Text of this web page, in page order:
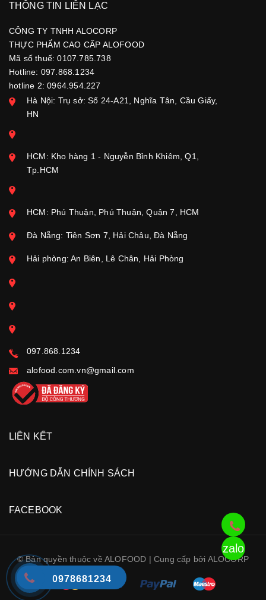
THÔNG TIN LIÊN LẠC
CÔNG TY TNHH ALOCORP
THỰC PHẨM CAO CẤP ALOFOOD
Mã số thuế: 0107.785.738
Hotline: 097.868.1234
hotline 2: 0964.954.227
Hà Nội: Trụ sở: Số 24-A21, Nghĩa Tân, Cầu Giấy,
HN
HCM: Kho hàng 1 - Nguyễn Bỉnh Khiêm, Q1,
Tp.HCM
HCM: Phú Thuận, Phú Thuận, Quận 7, HCM
Đà Nẵng: Tiên Sơn 7, Hải Châu, Đà Nẵng
Hải phòng: An Biên, Lê Chân, Hải Phòng
097.868.1234
alofood.com.vn@gmail.com
LIÊN KẾT
HƯỚNG DẪN CHÍNH SÁCH
FACEBOOK
© Bản quyền thuộc về ALOFOOD | Cung cấp bởi ALOCORP
zalo
0978681234